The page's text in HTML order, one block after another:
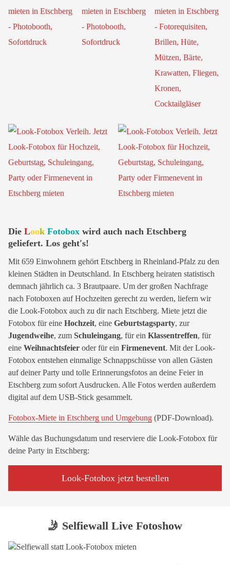
Die Look Fotobox wird auch nach Etschberg
geliefert. Los geht's!
Mit 659 Einwohnern gehört Etschberg in Rheinland-Pfalz zu den
kleinen Städten in Deutschland. In Etschberg heiraten statistisch
demnach jährlich ca. 3 Brautpaare. Um der großen Nachfrage
nach Fotoboxen auf Hochzeiten gerecht zu werden, liefern wir
die Look-Fotobox auch zu dir nach Etschberg. Miete jetzt die
Fotobox für eine Hochzeit, eine Geburtstagsparty, zur
Jugendweihe, zum Schuleingang, für ein Klassentreffen, für
eine Weihnachtsfeier oder für ein Firmenevent. Mit der Look-
Fotobox entstehen einmalige Schnappschüsse von allen Gästen
auf deiner Party und tolle Erinnerungsfotos an deine Feier in
Etschberg zum sofort Ausdrucken. Alle Fotos werden außerdem
digital auf dem USB-Stick gesammelt.
Fotobox-Miete in Etschberg und Umgebung (PDF-Download).
Wähle das Buchungsdatum und reserviere die Look-Fotobox für
deine Party in Etschberg:
Look-Fotobox jetzt bestellen
🤳 Selfiewall Live Fotoshow